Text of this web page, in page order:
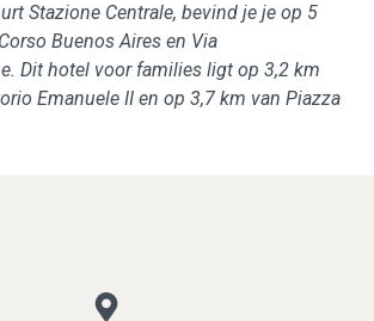
Stazione Centrale, bevind je je op 5
Buenos Aires en Via
Dit hotel voor families ligt op 3,2 km
Emanuele II en op 3,7 km van Piazza